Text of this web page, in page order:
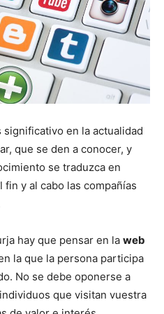
significativo en la actualidad
que se den a conocer, y
se traduzca en
y al cabo las compañías
hay que pensar en la web
la que la persona participa
No se debe oponerse a
que visitan vuestra